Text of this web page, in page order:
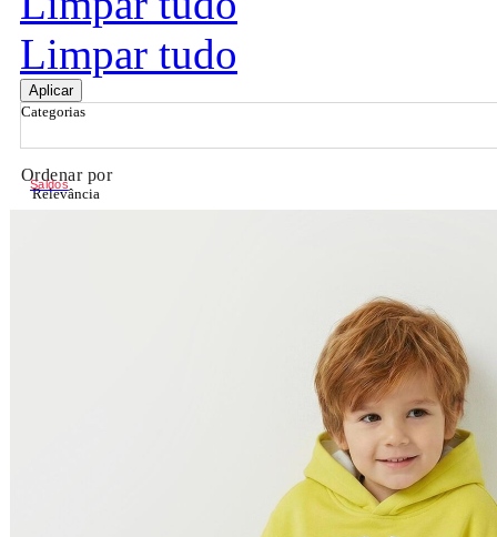
Limpar tudo
Aplicar
Categorias
Ordenar por
Relevância
Saldos